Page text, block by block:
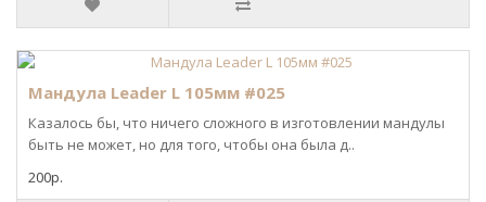
Мандула Leader L 105мм #025
Казалось бы, что ничего сложного в изготовлении мандулы
быть не может, но для того, чтобы она была д..
200р.